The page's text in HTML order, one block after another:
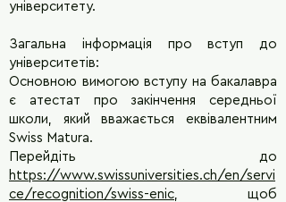
університету.
Загальна інформація про вступ до
університетів:
Основною вимогою вступу на бакалавра
є атестат про закінчення середньої
школи, який вважається еквівалентним
Swiss Matura.
Перейдіть до
https://www.swissuniversities.ch/en/servi
ce/recognition/swiss-enic, щоб